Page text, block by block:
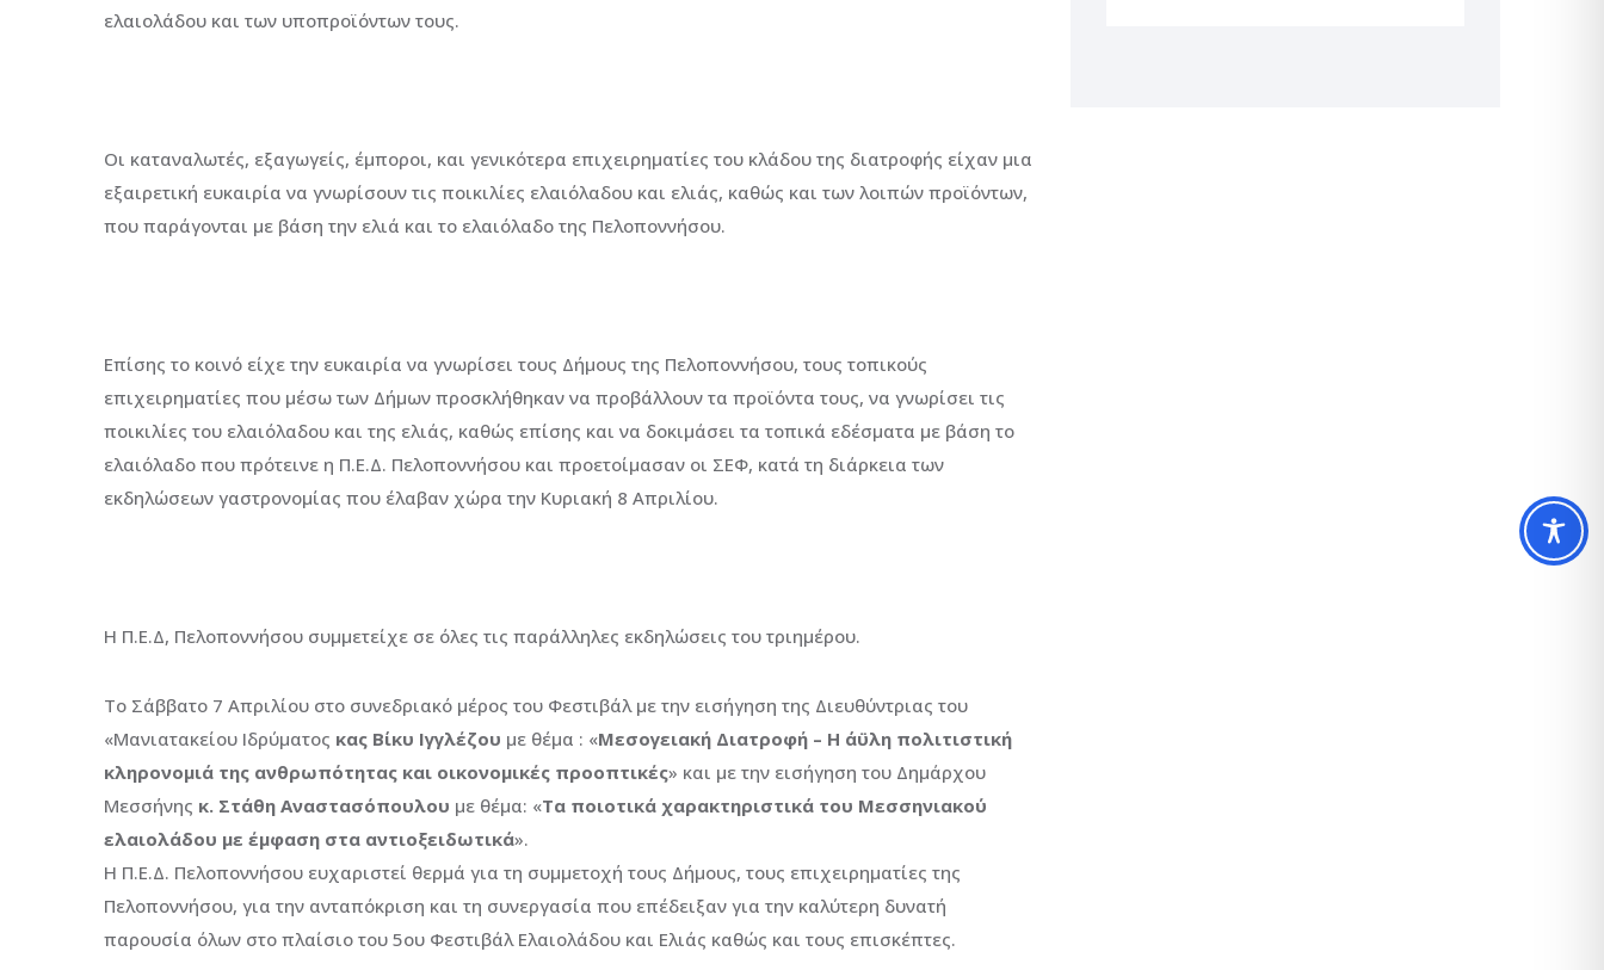
ελαιολάδου και των υποπροϊόντων τους.
Οι καταναλωτές, εξαγωγείς, έμποροι, και γενικότερα επιχειρηματίες του κλάδου της διατροφής είχαν μια
εξαιρετική ευκαιρία να γνωρίσουν τις ποικιλίες ελαιόλαδου και ελιάς, καθώς και των λοιπών προϊόντων,
που παράγονται με βάση την ελιά και το ελαιόλαδο της Πελοποννήσου.
Επίσης το κοινό είχε την ευκαιρία να γνωρίσει τους Δήμους της Πελοποννήσου, τους τοπικούς
επιχειρηματίες που μέσω των Δήμων προσκλήθηκαν να προβάλλουν τα προϊόντα τους, να γνωρίσει τις
ποικιλίες του ελαιόλαδου και της ελιάς, καθώς επίσης και να δοκιμάσει τα τοπικά εδέσματα με βάση το
ελαιόλαδο που πρότεινε η Π.Ε.Δ. Πελοποννήσου και προετοίμασαν οι ΣΕΦ, κατά τη διάρκεια των
εκδηλώσεων γαστρονομίας που έλαβαν χώρα την Κυριακή 8 Απριλίου.
Η Π.Ε.Δ, Πελοποννήσου συμμετείχε σε όλες τις παράλληλες εκδηλώσεις του τριημέρου.
Το Σάββατο 7 Απριλίου στο συνεδριακό μέρος του Φεστιβάλ με την εισήγηση της Διευθύντριας του
«Μανιατακείου Ιδρύματος κας Βίκυ Ιγγλέζου με θέμα : «Μεσογειακή Διατροφή – Η άϋλη πολιτιστική
κληρονομιά της ανθρωπότητας και οικονομικές προοπτικές» και με την εισήγηση του Δημάρχου
Μεσσήνης κ. Στάθη Αναστασόπουλου με θέμα: «Τα ποιοτικά χαρακτηριστικά του Μεσσηνιακού
ελαιολάδου με έμφαση στα αντιοξειδωτικά».
Η Π.Ε.Δ. Πελοποννήσου ευχαριστεί θερμά για τη συμμετοχή τους Δήμους, τους επιχειρηματίες της
Πελοποννήσου, για την ανταπόκριση και τη συνεργασία που επέδειξαν για την καλύτερη δυνατή
παρουσία όλων στο πλαίσιο του 5ου Φεστιβάλ Ελαιολάδου και Ελιάς καθώς και τους επισκέπτες.